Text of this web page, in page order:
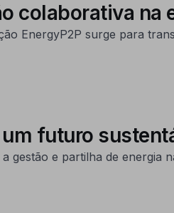
colaborativa na
EnergyP2P surge para
futuro
e partilha de energia